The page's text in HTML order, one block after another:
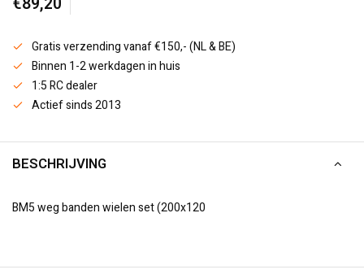
Gratis verzending vanaf €150,- (NL & BE)
Binnen 1-2 werkdagen in huis
1:5 RC dealer
Actief sinds 2013
BESCHRIJVING
BM5 weg banden wielen set (200x120